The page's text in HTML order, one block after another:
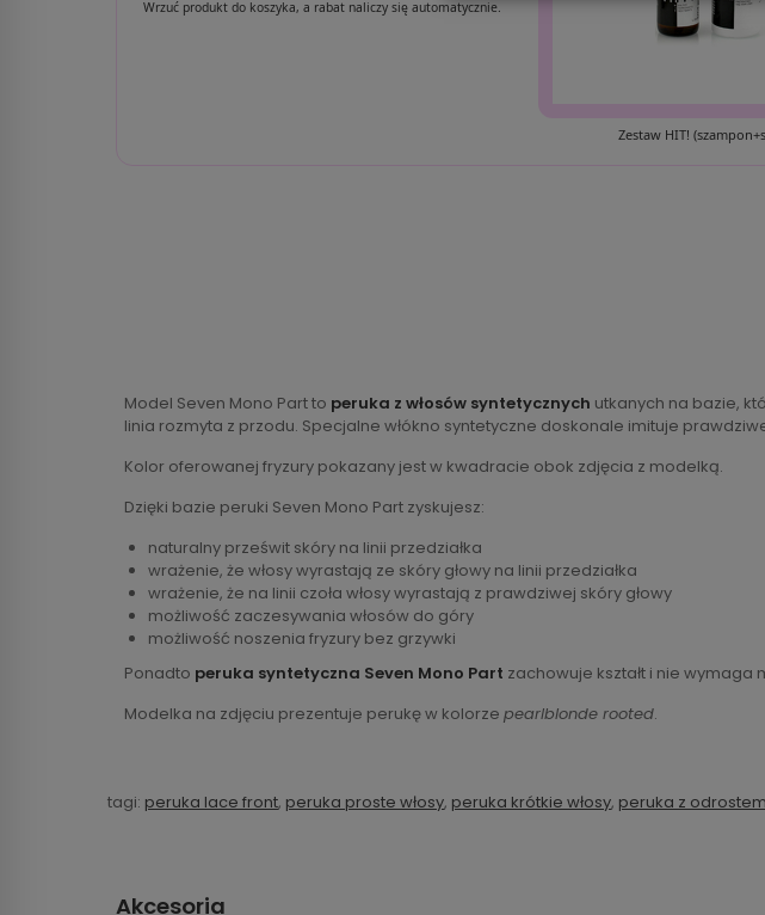
Wrzuć produkt do koszyka, a rabat naliczy się automatycznie.
Zestaw HIT!
Model Seven Mono Part to peruka z włosów syntetycznych utkanych na bazie,
linia rozmyta z przodu. Specjalne włókno syntetyczne doskonale imituje
Kolor oferowanej fryzury pokazany jest w kwadracie obok zdjęcia z modelką.
Dzięki bazie peruki Seven Mono Part zyskujesz:
naturalny prześwit skóry na linii przedziałka
wrażenie, że włosy wyrastają ze skóry głowy na linii przedziałka
wrażenie, że na linii czoła włosy wyrastają z prawdziwej skóry głowy
możliwość zaczesywania włosów do góry
możliwość noszenia fryzury bez grzywki
Ponadto peruka syntetyczna Seven Mono Part zachowuje kształt i nie
Modelka na zdjęciu prezentuje perukę w kolorze pearlblonde rooted.
tagi: peruka lace front, peruka proste włosy, peruka krótkie włosy, peruka z odrostem
Akcesoria